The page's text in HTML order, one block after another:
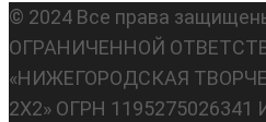
© 2024 Все права
ОГРАНИЧЕННОЙ
«НИЖЕГОРОДСКАЯ
2Х2» ОГРН 1195275026341